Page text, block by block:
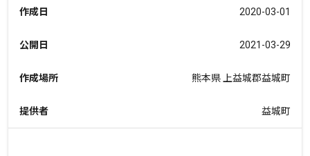
作成日 2020-03-01
公開日 2021-03-29
作成場所 熊本県 上益城郡益城町
提供者 益城町